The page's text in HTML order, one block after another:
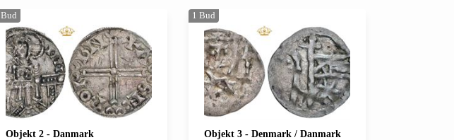
Bud
Objekt 2 -Danmark
1 Bud
Objekt 3 -Denmark / Danmark